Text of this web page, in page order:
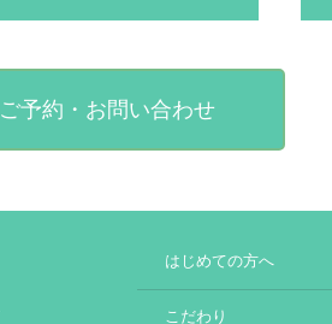
ご予約・お問い合わせ
はじめての方へ
こだわり